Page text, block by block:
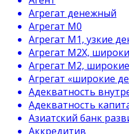
Агрегат денежный
Агрегат М0
Агрегат М1, узкие
Агрегат М2Х,
Агрегат М2,
Агрегат «широкие
Адекватность
Адекватность
Азиатский банк
Аккредитив